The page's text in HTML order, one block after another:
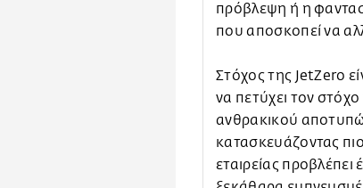
πρόβλεψη ή η
που αποσκοπεί να
Στόχος της JetZero
να πετύχει τον
ανθρακικού
κατασκευάζοντας
εταιρείας